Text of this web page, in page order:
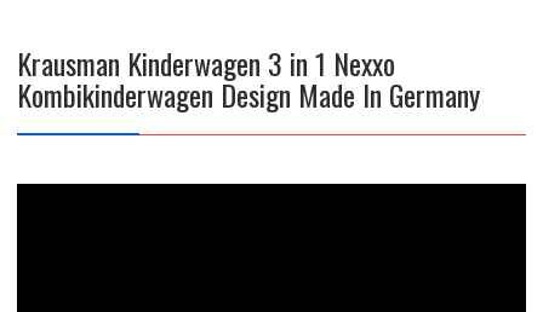
Krausman Kinderwagen 3 in 1 Nexxo
Kombikinderwagen Design Made In Germany